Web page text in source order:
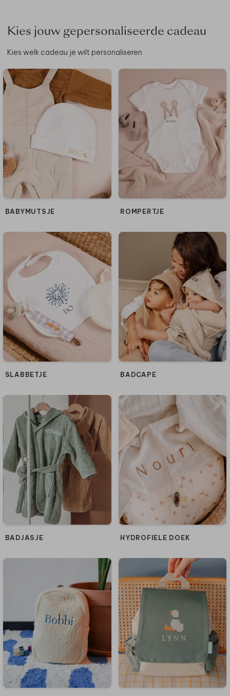
Kies jouw gepersonaliseerde cadeau
Kies welk cadeau je wilt personaliseren
BABYMUTSJE ROMPERTJE
SLABBETJE BADCAPE
BADJASJE HYDROFIELE DOEK